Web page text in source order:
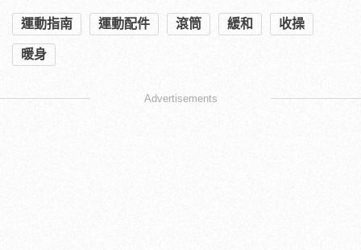
運動指南 運動配件 滾筒 緩和 收操
暖身
Advertisements